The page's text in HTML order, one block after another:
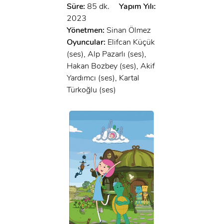
Süre: 85 dk.
Yapım Yılı:
2023
Yönetmen: Sinan Ölmez
Oyuncular: Elifcan Küçük
(ses), Alp Pazarlı (ses),
Hakan Bozbey (ses), Akif
Yardımcı (ses), Kartal
Türkoğlu (ses)